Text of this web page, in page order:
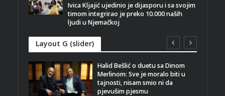
Ivica Kljajić ujedinio je dijasporu i sa svojim
timom integrirao je preko 10.000 naših
ljudi u Njemačkoj
Layout G (slider)
Halid Bešlić o duetu sa Dinom
Merlinom: Sve je moralo biti u
tajnosti, nisam smio ni da
pjevušim pjesmu